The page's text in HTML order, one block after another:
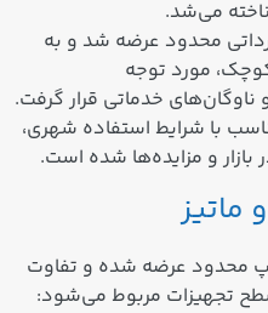
می‌شد.
محدود عرضه شد و به
مورد توجه
خدماتی قرار گرفت.
با شرایط استفاده شهری،
و مزایده‌ها شده است.
تیپ محدود عرضه شده و تفاوت
تجهیزات مربوط می‌شود: